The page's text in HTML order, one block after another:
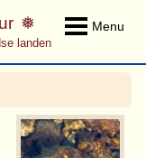
Menu
landen